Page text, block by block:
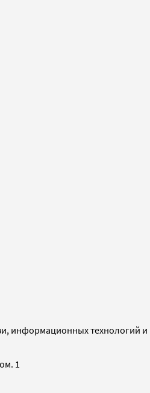
информационных технологий
1